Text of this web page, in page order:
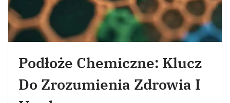
Podłoże Chemiczne: Klucz
Do Zrozumienia Zdrowia I